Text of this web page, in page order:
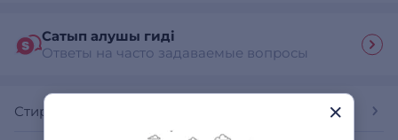
Сатып алушы гиді
Ответы на часто задаваемые вопросы
Стирально-сушильные колонны